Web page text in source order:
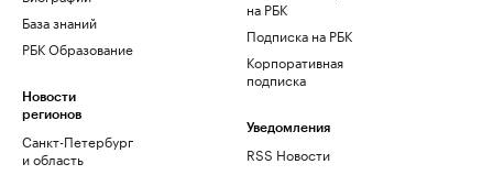
База знаний
РБК Образование
Новости
регионов
Санкт-Петербург
и область
на РБК
Подписка на РБК
Корпоративная
подписка
Уведомления
RSS Новости